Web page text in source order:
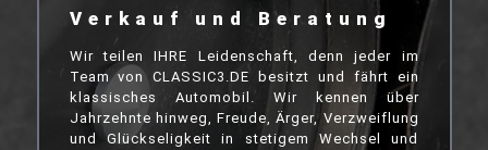
Verkauf und Beratung
Wir teilen IHRE Leidenschaft, denn jeder im
Team von CLASSIC3.DE besitzt und fährt ein
klassisches Automobil. Wir kennen über
Jahrzehnte hinweg, Freude, Ärger, Verzweiflung
und Glückseligkeit in stetigem Wechsel und